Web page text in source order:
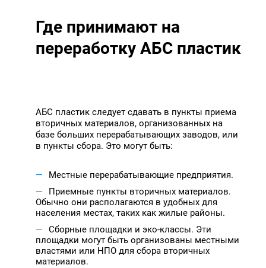
Где принимают на
переработку АБС пластик
АБС пластик следует сдавать в пункты приема
вторичных материалов, организованных на
базе больших перерабатывающих заводов, или
в пункты сбора. Это могут быть:
Местные перерабатывающие предприятия.
Приемные пункты вторичных материалов.
Обычно они располагаются в удобных для
населения местах, таких как жилые районы.
Сборные площадки и эко-классы. Эти
площадки могут быть организованы местными
властями или НПО для сбора вторичных
материалов.